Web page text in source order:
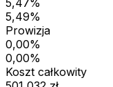
5,49%
Prowizja
0,00%
0,00%
Koszt całkowity